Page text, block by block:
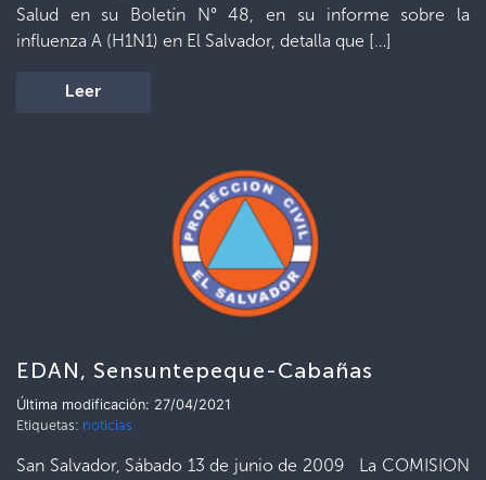
Salud en su Boletín N° 48, en su informe sobre la
influenza A (H1N1) en El Salvador, detalla que […]
Leer
EDAN, Sensuntepeque-Cabañas
Última modificación: 27/04/2021
Etiquetas: noticias
San Salvador, Sábado 13 de junio de 2009 La COMISION